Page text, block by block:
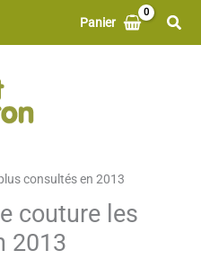
Panier
couture les
2013